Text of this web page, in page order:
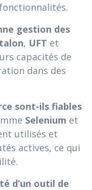
gestion des
, UFT et
capacités de
dans des
sont-ils fiables
Selenium et
utilisés et
actives, ce qui
d’un outil de